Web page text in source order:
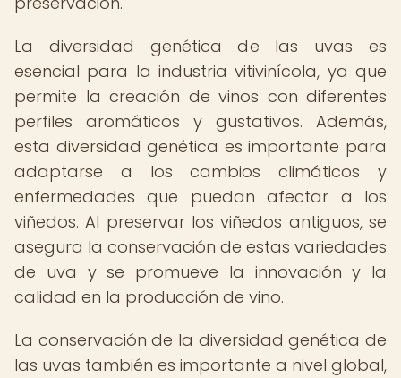
La diversidad genética de las uvas es
esencial para la industria vitivinícola, ya que
permite la creación de vinos con diferentes
perfiles aromáticos y gustativos. Además,
esta diversidad genética es importante para
adaptarse a los cambios climáticos y
enfermedades que puedan afectar a los
viñedos. Al preservar los viñedos antiguos, se
asegura la conservación de estas variedades
de uva y se promueve la innovación y la
calidad en la producción de vino.
La conservación de la diversidad genética de
las uvas también es importante a nivel global,